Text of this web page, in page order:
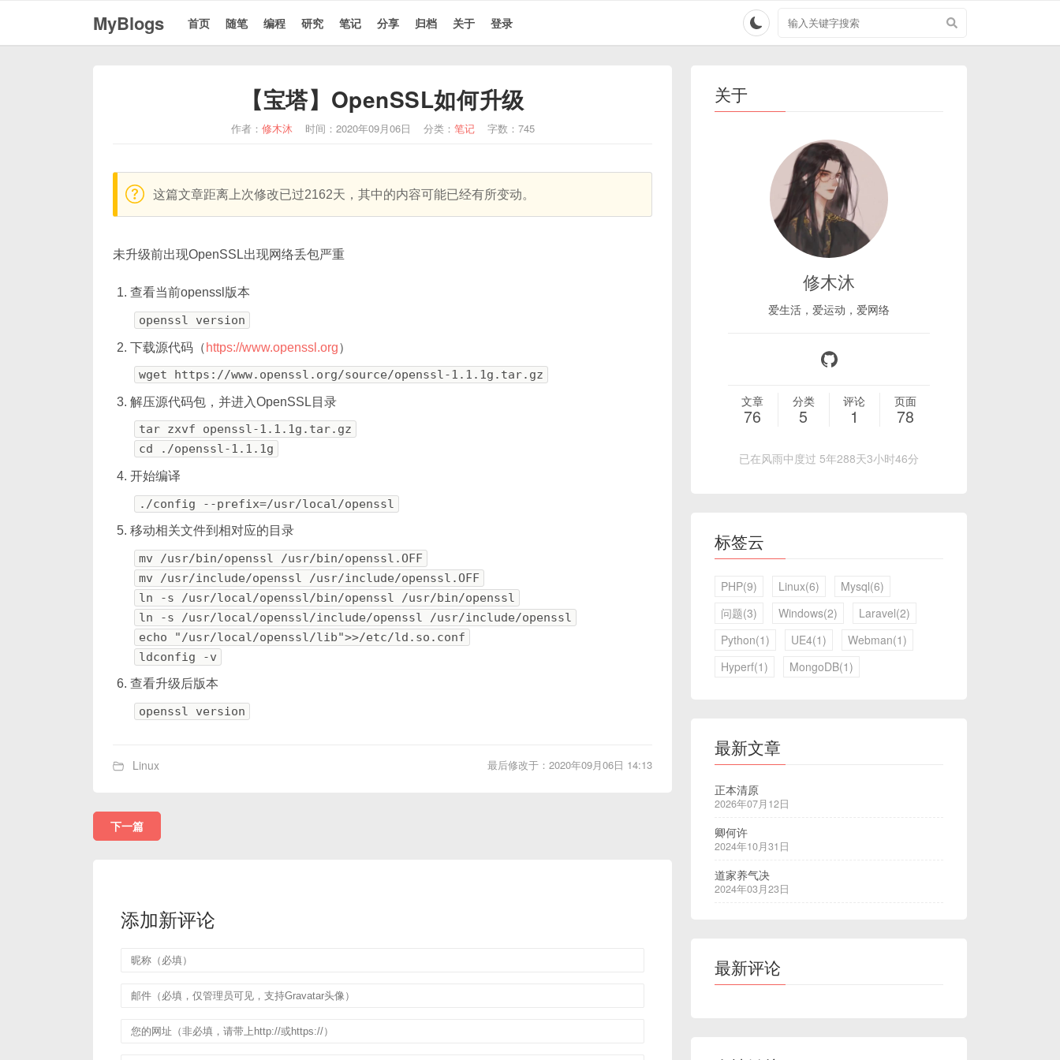
MyBlogs 首页 随笔 编程 研究 笔记 分享 归档 关于 登录
关
【宝塔】OpenSSL如何升级
作者： 修木沐 时间：2020年09月06日 分类： 笔记 字数：745
warning:
这篇文章距离上次修改已过2162天，其中的内容可能已经有所变动。
未升级前出现OpenSSL出现网络丢包严重
查看当前openssl版本
openssl version
下载源代码（ https://www.openssl.org）
wget https://www.openssl.org/source/openssl-1.1.1g.tar.gz
解压源代码包，并进入OpenSSL目录
tar zxvf openssl-1.1.1g.tar.gz
cd ./openssl-1.1.1g
开始编译
./config --prefix=/usr/local/openssl
移动相关文件到相对应的目录
mv /usr/bin/openssl /usr/bin/openssl.OFF
mv /usr/include/openssl /usr/include/openssl.OFF
ln -s /usr/local/openssl/bin/openssl /usr/bin/openssl
ln -s /usr/local/openssl/include/openssl /usr/include/openssl
echo "/usr/local/openssl/lib">>/etc/ld.so.conf
ldconfig -v
查看升级后版本
openssl version
Linux 最后修改于：2020年09月06日 14:13
下一篇
添加新评论
关于
修木沐
爱生活，爱运动，爱网络
文章
76
分类
5
评论
1
页面
78
已在风雨中度过 5年288天3小时46分
标签云
PHP(9) Linux(6)
Mysql(6)
问题(3)
Windows(2)
Laravel(2)
Python(1)
UE4(1)
Webman(1)
Hyperf(1)
MongoDB(1)
最新文章
正本清原
2026年07月12日
卿何许
2024年10月31日
道家养气决
2024年03月23日
最新评论